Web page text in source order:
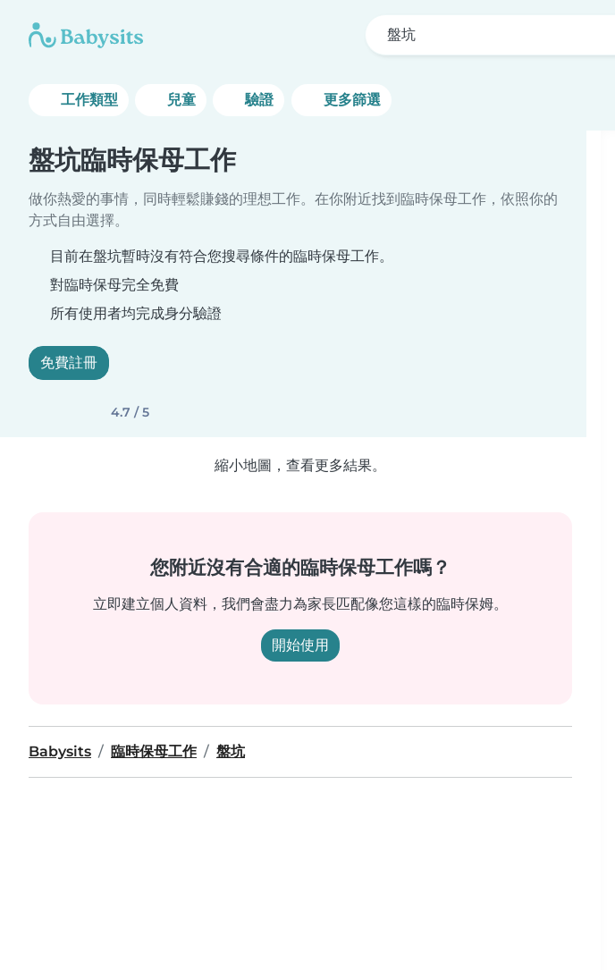
盤坑
工作類型 兒童 驗證 更多篩選
盤坑臨時保母工作
做你熱愛的事情，同時輕鬆賺錢的理想工作。在你附近找到臨時保母工作，依照你的
方式自由選擇。
目前在盤坑暫時沒有符合您搜尋條件的臨時保母工作。
對臨時保母完全免費
所有使用者均完成身分驗證
免費註冊
4.7 / 5
縮小地圖，查看更多結果。
您附近沒有合適的臨時保母工作嗎？
立即建立個人資料，我們會盡力為家長匹配像您這樣的臨時保姆。
開始使用
Babysits 臨時保母工作 盤坑